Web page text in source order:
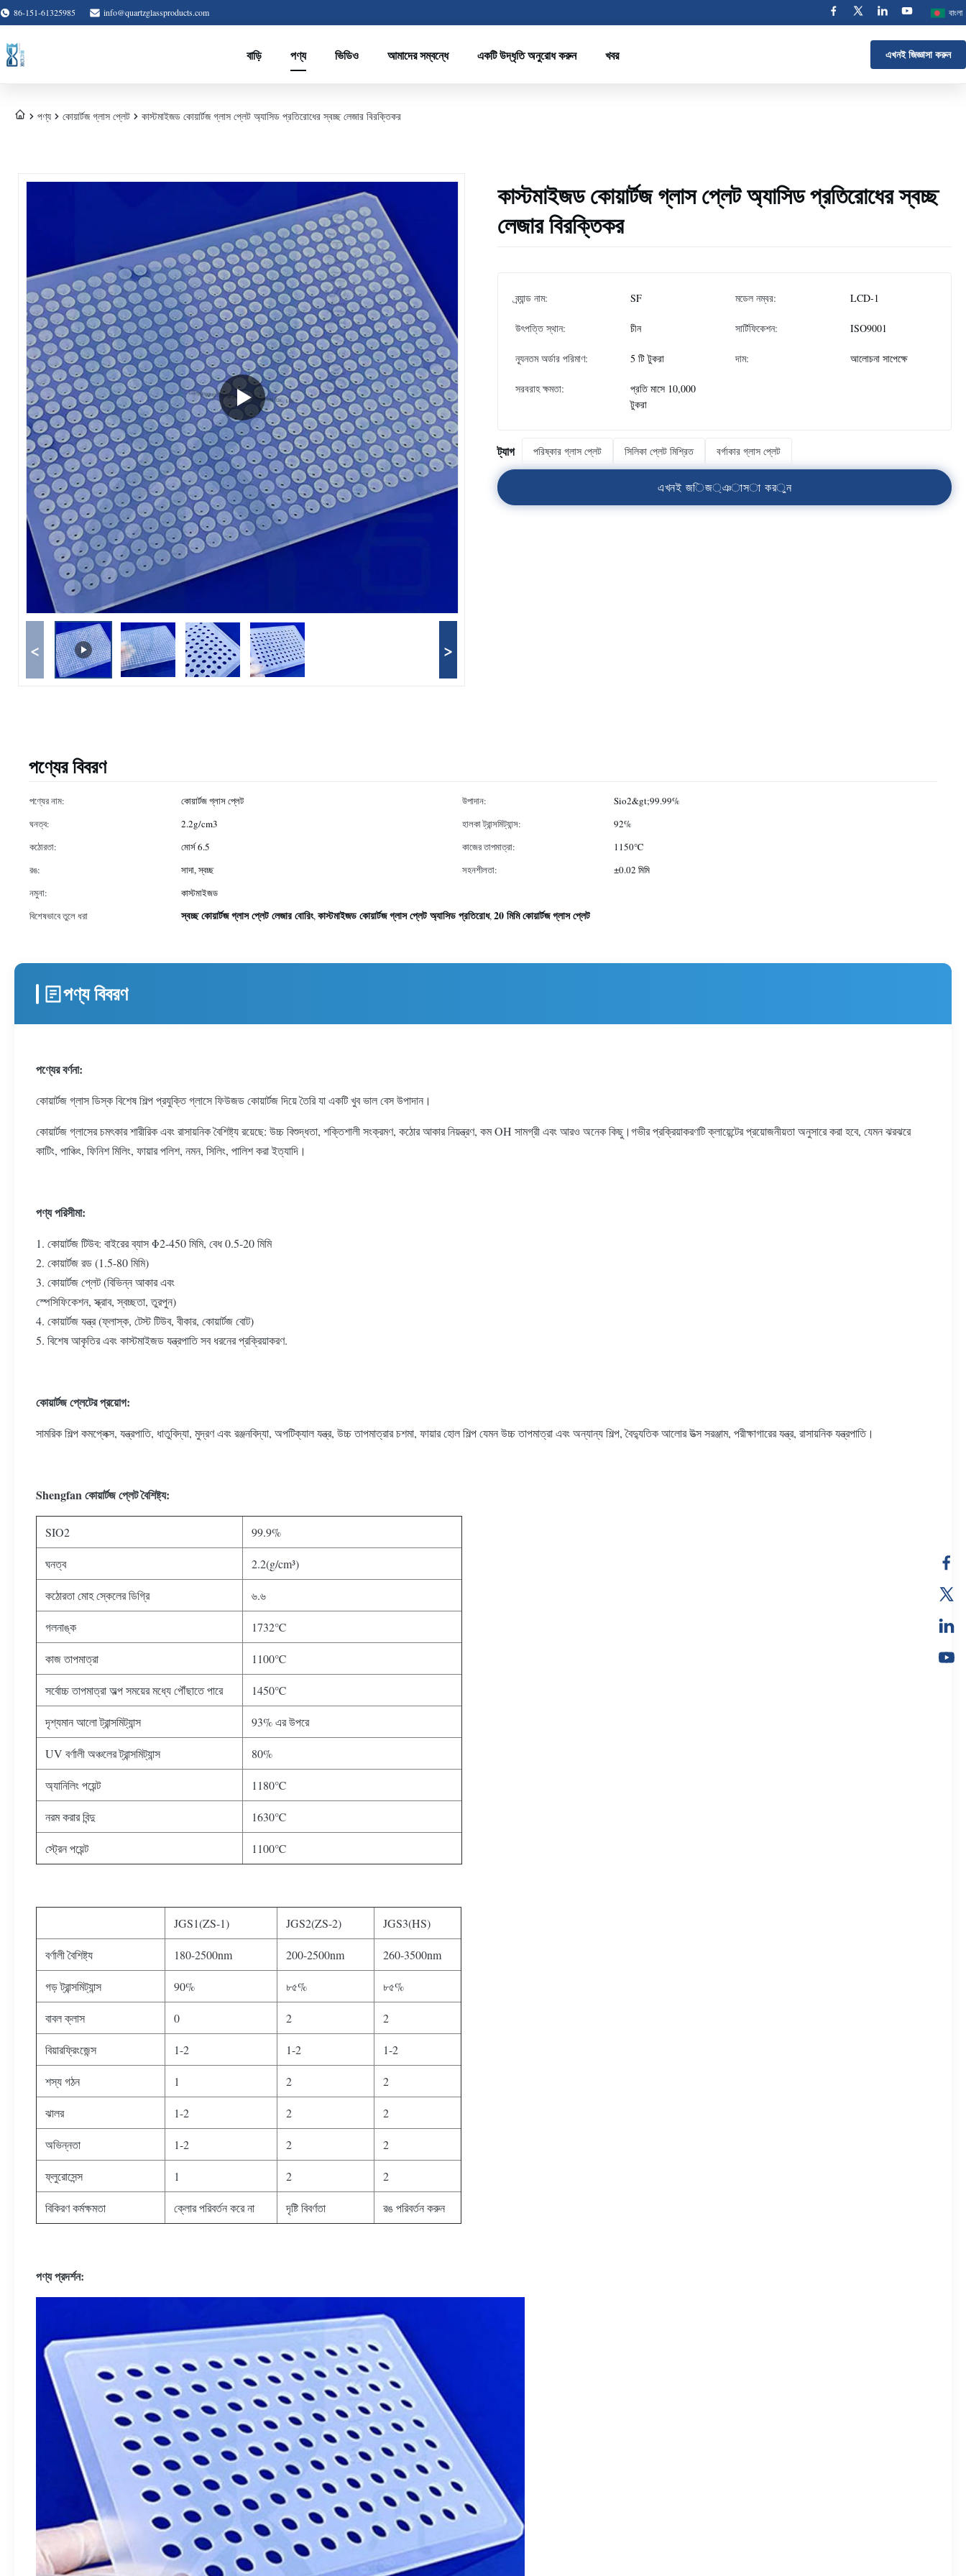
86-151-61325985 info@quartzglassproducts.com বাংলা
বাড়ি পণ্য ভিডিও আমাদের সম্বন্ধে একটি উদ্ধৃতি অনুরোধ করুন খবর এখনই জিজ্ঞাসা করুন
পণ্য কোয়ার্টজ গ্লাস প্লেট কাস্টমাইজড কোয়ার্টজ গ্লাস প্লেট অ্যাসিড প্রতিরোধের স্বচ্ছ লেজার বিরক্তিকর
< >
কাস্টমাইজড কোয়ার্টজ গ্লাস প্লেট অ্যাসিড প্রতিরোধের স্বচ্ছ
লেজার বিরক্তিকর
ব্র্যান্ড নাম: SF মডেল নম্বর: LCD-1
উৎপত্তি স্থান: চীন সার্টিফিকেশন: ISO9001
ন্যূনতম অর্ডার পরিমাণ: 5 টি টুকরা দাম: আলোচনা সাপেক্ষে
সরবরাহ ক্ষমতা:
প্রতি মাসে 10,000
টুকরা
ট্যাগ পরিষ্কার গ্লাস প্লেট সিলিকা প্লেট মিশ্রিত বর্গাকার গ্লাস প্লেট
এখনই জিজ্ঞাসা করুন
পণ্যের বিবরণ
পণ্যের নাম: কোয়ার্টজ গ্লাস প্লেট উপাদান:
Sio2&gt;99.99%
ঘনত্ব:
2.2g/cm3 হালকা ট্রান্সমিট্যান্স:
92%
কঠোরতা:
মোর্স 6.5 কাজের তাপমাত্রা:
1150℃
রঙ:
সাদা, স্বচ্ছ সহনশীলতা:
±0.02 মিমি
নমুনা:
কাস্টমাইজড
বিশেষভাবে তুলে ধরা
স্বচ্ছ কোয়ার্টজ গ্লাস প্লেট লেজার বোরিং,কাস্টমাইজড কোয়ার্টজ গ্লাস প্লেট অ্যাসিড প্রতিরোধ,20 মিমি কোয়ার্টজ গ্লাস প্লেট
পণ্য বিবরণ
পণ্যের বর্ণনা:
কোয়ার্টজ গ্লাস ডিস্ক বিশেষ শিল্প প্রযুক্তি গ্লাসে ফিউজড কোয়ার্টজ দিয়ে তৈরি যা একটি খুব ভাল বেস উপাদান।
কোয়ার্টজ গ্লাসের চমৎকার শারীরিক এবং রাসায়নিক বৈশিষ্ট্য রয়েছে: উচ্চ বিশুদ্ধতা, শক্তিশালী সংক্রমণ, কঠোর আকার নিয়ন্ত্রণ, কম OH সামগ্রী এবং আরও অনেক কিছু।গভীর প্রক্রিয়াকরণটি ক্লায়েন্টের প্রয়োজনীয়তা অনুসারে করা হবে, যেমন ঝরঝরে
কাটিং, পাঞ্চিং, ফিনিশ মিলিং, ফায়ার পলিশ, নমন, সিলিং, পালিশ করা ইত্যাদি।
পণ্য পরিসীমা:
1. কোয়ার্টজ টিউব: বাইরের ব্যাস Φ2-450 মিমি, বেধ 0.5-20 মিমি
2. কোয়ার্টজ রড (1.5-80 মিমি)
3. কোয়ার্টজ প্লেট (বিভিন্ন আকার এবং
স্পেসিফিকেশন, স্ক্রাব, স্বচ্ছতা, তুরপুন)
4. কোয়ার্টজ যন্ত্র (ফ্লাস্ক, টেস্ট টিউব, বীকার, কোয়ার্টজ বোট)
5. বিশেষ আকৃতির এবং কাস্টমাইজড যন্ত্রপাতি সব ধরনের প্রক্রিয়াকরণ.
কোয়ার্টজ প্লেটের প্রয়োগ:
সামরিক শিল্প কমপ্লেক্স, যন্ত্রপাতি, ধাতুবিদ্যা, মুদ্রণ এবং রঞ্জনবিদ্যা, অপটিক্যাল যন্ত্র, উচ্চ তাপমাত্রার চশমা, ফায়ার হোল শিল্প যেমন উচ্চ তাপমাত্রা এবং অন্যান্য শিল্প, বৈদ্যুতিক আলোর উত্স সরঞ্জাম, পরীক্ষাগারের যন্ত্র, রাসায়নিক যন্ত্রপাতি।
Shengfan কোয়ার্টজ প্লেট বৈশিষ্ট্য:
SIO2 99.9%
ঘনত্ব 2.2(g/cm³)
কঠোরতা মোহ স্কেলের ডিগ্রি ৬.৬
গলনাঙ্ক 1732℃
কাজ তাপমাত্রা 1100℃
সর্বোচ্চ তাপমাত্রা অল্প সময়ের মধ্যে পৌঁছাতে পারে 1450℃
দৃশ্যমান আলো ট্রান্সমিট্যান্স 93% এর উপরে
UV বর্ণালী অঞ্চলের ট্রান্সমিট্যান্স 80%
অ্যানিলিং পয়েন্ট 1180℃
নরম করার বিন্দু 1630℃
স্ট্রেন পয়েন্ট 1100℃
JGS1(ZS-1) JGS2(ZS-2) JGS3(HS)
বর্ণালী বৈশিষ্ট্য 180-2500nm 200-2500nm 260-3500nm
গড় ট্রান্সমিট্যান্স 90% ৮৫% ৮৫%
বাবল ক্লাস 0 2 2
বিয়ারফ্রিংজেন্স 1-2 1-2 1-2
শস্য গঠন 1 2 2
ঝালর 1-2 2 2
অভিন্নতা 1-2 2 2
ফ্লুরোসেন্স 1 2 2
বিকিরণ কর্মক্ষমতা ক্লোর পরিবর্তন করে না দৃষ্টি বিবর্ণতা রঙ পরিবর্তন করুন
পণ্য প্রদর্শন: